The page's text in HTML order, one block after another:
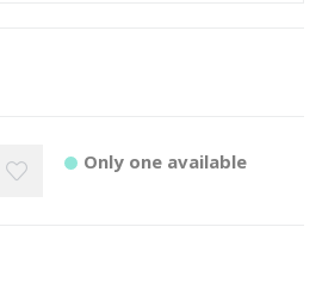
Only one available